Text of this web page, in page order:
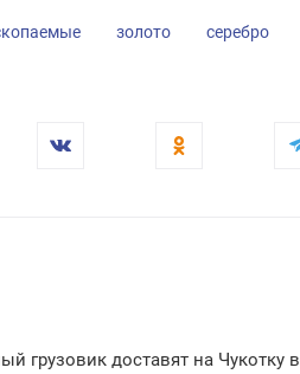
золото серебро
грузовик доставят на Чукотку